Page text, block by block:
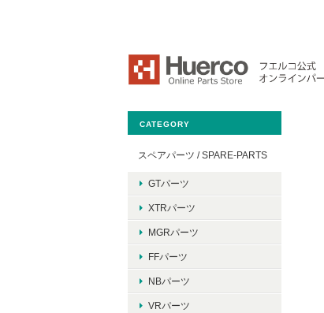
CATEGORY
スペアパーツ / SPARE-PARTS
GTパーツ
XTRパーツ
MGRパーツ
FFパーツ
NBパーツ
VRパーツ